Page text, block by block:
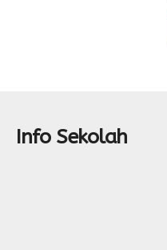
Info Sekolah